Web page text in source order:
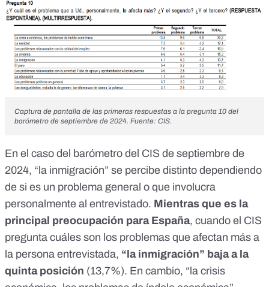
Captura de pantalla de las primeras respuestas a la pregunta 10 del
barómetro de septiembre de 2024. Fuente: CIS.
En el caso del barómetro del CIS de septiembre de
2024, “la inmigración” se percibe distinto dependiendo
de si es un problema general o que involucra
personalmente al entrevistado. Mientras que es la
principal preocupación para España, cuando el CIS
pregunta cuáles son los problemas que afectan más a
la persona entrevistada, “la inmigración” baja a la
quinta posición (13,7%). En cambio, “la crisis